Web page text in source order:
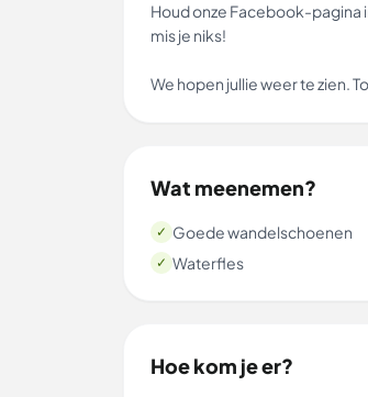
Houd onze Facebook-pagina
mis je niks!
We hopen jullie weer te zien.
Wat meenemen?
✓ Goede wandelschoenen
✓ Waterfles
Hoe kom je er?